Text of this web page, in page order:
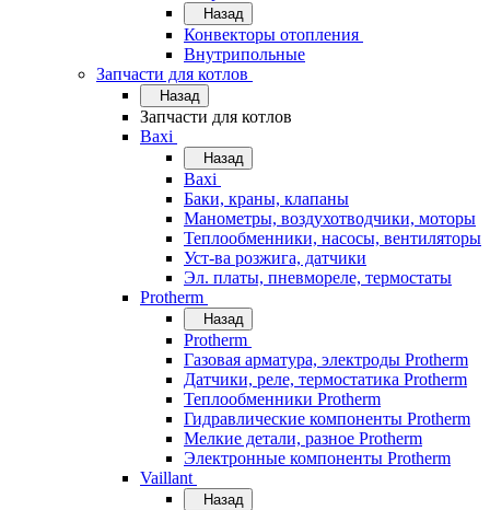
Назад
Конвекторы отопления
Внутрипольные
Запчасти для котлов
Назад
Запчасти для котлов
Baxi
Назад
Baxi
Баки, краны, клапаны
Манометры, воздухотводчики, моторы
Теплообменники, насосы, вентиляторы
Уст-ва розжига, датчики
Эл. платы, пневмореле, термостаты
Protherm
Назад
Protherm
Газовая арматура, электроды Protherm
Датчики, реле, термостатика Protherm
Теплообменники Protherm
Гидравлические компоненты Protherm
Мелкие детали, разное Protherm
Электронные компоненты Protherm
Vaillant
Назад